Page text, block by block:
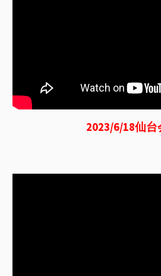
2023/6/18仙台